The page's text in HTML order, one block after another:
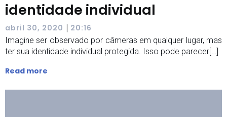
identidade individual
abril 30, 2020 | 20:16
Imagine ser observado por câmeras em qualquer lugar, mas
ter sua identidade individual protegida. Isso pode parecer[…]
Read more